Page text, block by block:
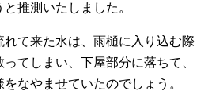
推測いたしました。
て来た水は、雨樋に入り込む際
てしまい、下屋部分に落ちて、
なやませていたのでしょう。